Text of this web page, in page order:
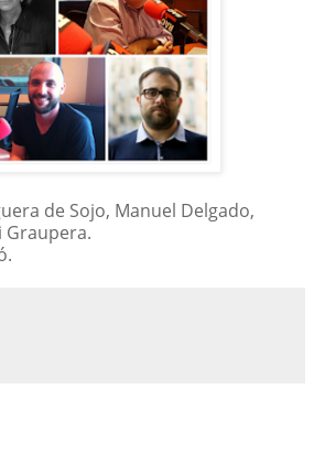
de Sojo, Manuel Delgado,
Graupera.